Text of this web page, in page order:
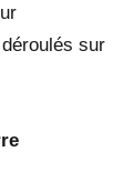
sur